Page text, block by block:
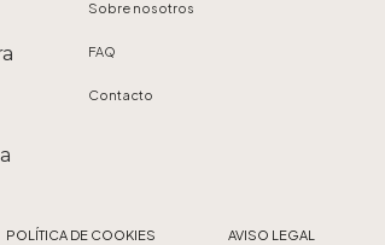
Sobre nosotros
FAQ
Contacto
POLÍTICA DE COOKIES AVISO LEGAL